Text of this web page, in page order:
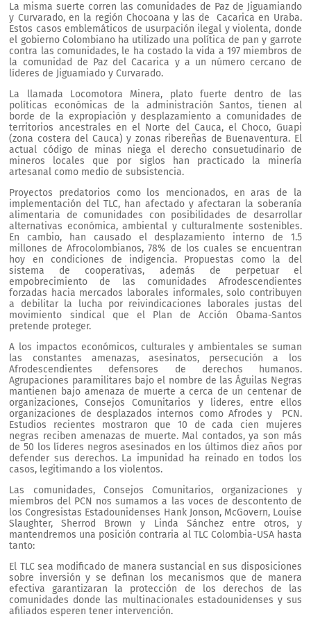
La misma suerte corren las comunidades de Paz de Jiguamiando
y Curvarado, en la región Chocoana y las de Cacarica en Uraba.
Estos casos emblemáticos de usurpación ilegal y violenta, donde
el gobierno Colombiano ha utilizado una política de pan y garrote
contra las comunidades, le ha costado la vida a 197 miembros de
la comunidad de Paz del Cacarica y a un número cercano de
líderes de Jiguamiado y Curvarado.
La llamada Locomotora Minera, plato fuerte dentro de las
políticas económicas de la administración Santos, tienen al
borde de la expropiación y desplazamiento a comunidades de
territorios ancestrales en el Norte del Cauca, el Choco, Guapi
(zona costera del Cauca) y zonas ribereñas de Buenaventura. El
actual código de minas niega el derecho consuetudinario de
mineros locales que por siglos han practicado la minería
artesanal como medio de subsistencia.
Proyectos predatorios como los mencionados, en aras de la
implementación del TLC, han afectado y afectaran la soberanía
alimentaria de comunidades con posibilidades de desarrollar
alternativas económica, ambiental y culturalmente sostenibles.
En cambio, han causado el desplazamiento interno de 1.5
millones de Afrocolombianos, 78% de los cuales se encuentran
hoy en condiciones de indigencia. Propuestas como la del
sistema de cooperativas, además de perpetuar el
empobrecimiento de las comunidades Afrodescendientes
forzadas hacia mercados laborales informales, solo contribuyen
a debilitar la lucha por reivindicaciones laborales justas del
movimiento sindical que el Plan de Acción Obama-Santos
pretende proteger.
A los impactos económicos, culturales y ambientales se suman
las constantes amenazas, asesinatos, persecución a los
Afrodescendientes defensores de derechos humanos.
Agrupaciones paramilitares bajo el nombre de las Águilas Negras
mantienen bajo amenaza de muerte a cerca de un centenar de
organizaciones, Consejos Comunitarios y lideres, entre ellos
organizaciones de desplazados internos como Afrodes y PCN.
Estudios recientes mostraron que 10 de cada cien mujeres
negras reciben amenazas de muerte. Mal contados, ya son más
de 50 los líderes negros asesinados en los últimos diez años por
defender sus derechos. La impunidad ha reinado en todos los
casos, legitimando a los violentos.
Las comunidades, Consejos Comunitarios, organizaciones y
miembros del PCN nos sumamos a las voces de descontento de
los Congresistas Estadounidenses Hank Jonson, McGovern, Louise
Slaughter, Sherrod Brown y Linda Sánchez entre otros, y
mantendremos una posición contraria al TLC Colombia-USA hasta
tanto:
El TLC sea modificado de manera sustancial en sus disposiciones
sobre inversión y se definan los mecanismos que de manera
efectiva garantizaran la protección de los derechos de las
comunidades donde las multinacionales estadounidenses y sus
afiliados esperen tener intervención.